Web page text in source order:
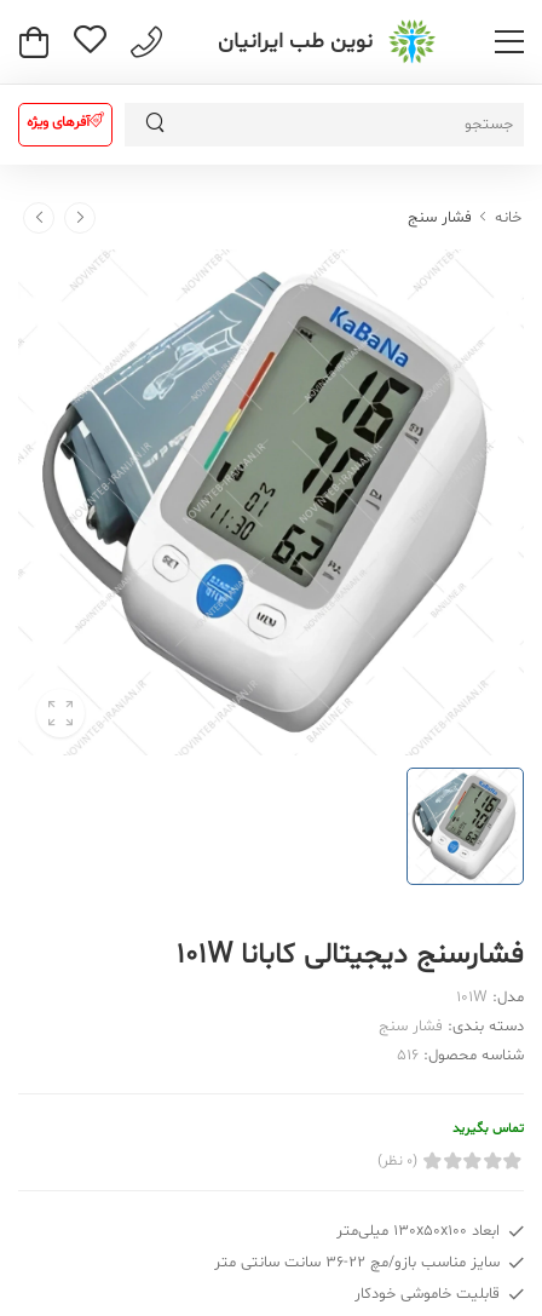
نوین طب ایرانیان
آفرهای ویژه
خانه فشار سنج
فشارسنج دیجیتالی کابانا 101W
مدل: 101W
دسته بندی: فشار سنج
شناسه محصول: 516
تماس بگیرید
(0 نظر)
ابعاد 130x50x100 میلی‌متر
سایز مناسب بازو/مچ 22-36 سانت سانتی متر
قابلیت خاموشی خودکار